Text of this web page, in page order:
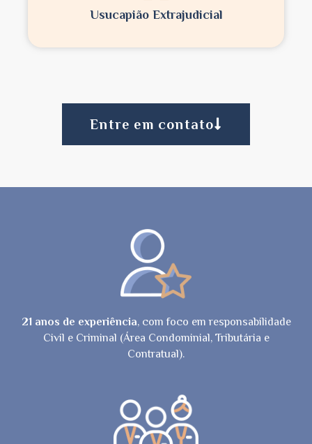
Usucapião Extrajudicial
Entre em contato
21 anos de experiência, com foco em responsabilidade
Civil e Criminal (Área Condominial, Tributária e
Contratual).